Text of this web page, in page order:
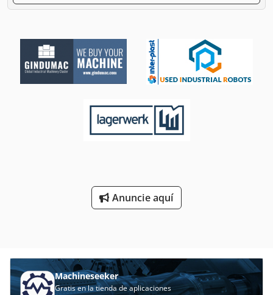
Anuncie aquí
Machineseeker
Gratis en la tienda de aplicaciones